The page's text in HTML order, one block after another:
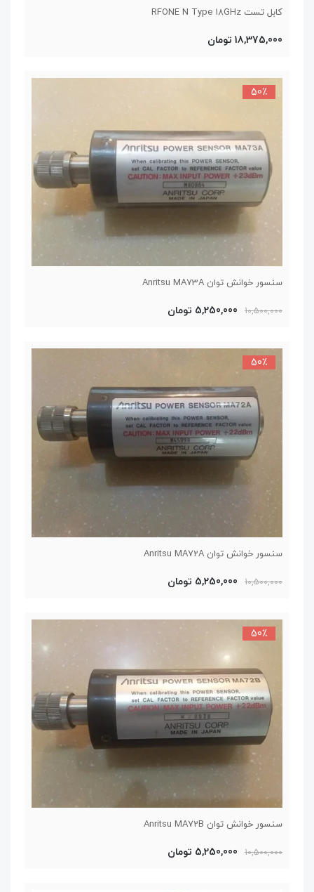
کابل تست RFONE N Type 18GHz
18,375,000 تومان
سنسور خوانش توان Anritsu MA73A
50٪
10,500,000 5,250,000 تومان
سنسور خوانش توان Anritsu MA72A
50٪
10,500,000 5,250,000 تومان
سنسور خوانش توان Anritsu MA72B
50٪
10,500,000 5,250,000 تومان